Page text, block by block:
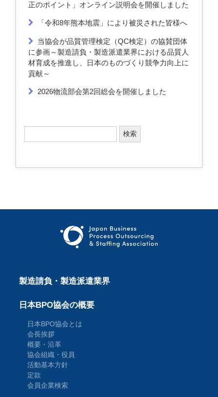
正のポイント」オンライン説明会を開催しました
「令和8年熊本地震」により被災された皆様へ
当協会が品質管理検定（QC検定）の協賛団体
に参画～製造請負・製造派遣業界における品質人
材育成を推進し、日本のものづくり競争力向上に
貢献～
2026物流部会第2回総会を開催しました
索
製造請負・製造派遣業界
日本BPO協会の概要
日本BPO協会とは
会長挨拶
概要・沿革
協会組織・役員
活動基本方針
定款
会員企業検索